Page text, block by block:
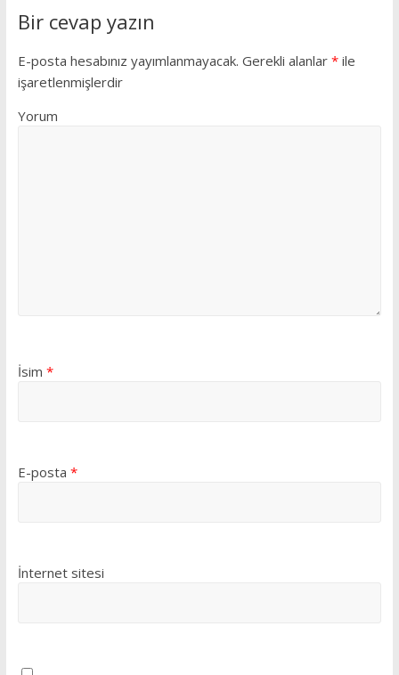
Bir cevap yazın
E-posta hesabınız yayımlanmayacak. Gerekli alanlar *ile
işaretlenmişlerdir
Yorum
İsim *
E-posta *
İnternet sitesi